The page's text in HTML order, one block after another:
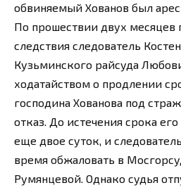
обвиняемый Хованов был
По прошествии двух месяцев
следствия следователь
Кузьминского райсуда
ходатайством о продлении
господина Хованова под
отказ. До истечения срока его
еще двое суток, и
время обжаловать в
Румянцевой. Однако судья